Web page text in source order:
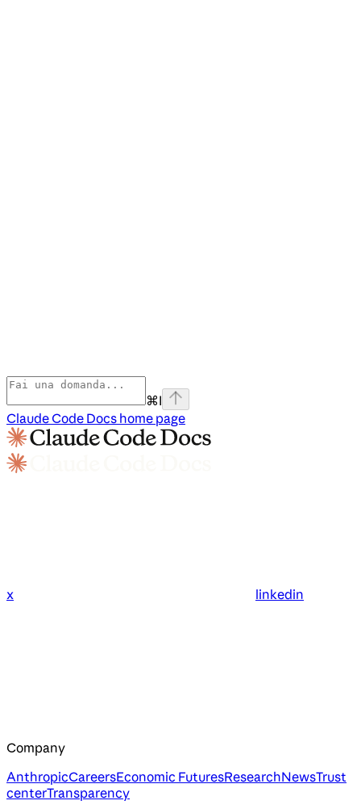
⌘I
Claude Code Docs home page
x linkedin
Company
AnthropicCareersEconomic FuturesResearchNewsTrust
centerTransparency